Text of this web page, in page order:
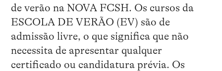
de verão na NOVA FCSH. Os cursos da
ESCOLA DE VERÃO (EV) são de
admissão livre, o que significa que não
necessita de apresentar qualquer
certificado ou candidatura prévia. Os